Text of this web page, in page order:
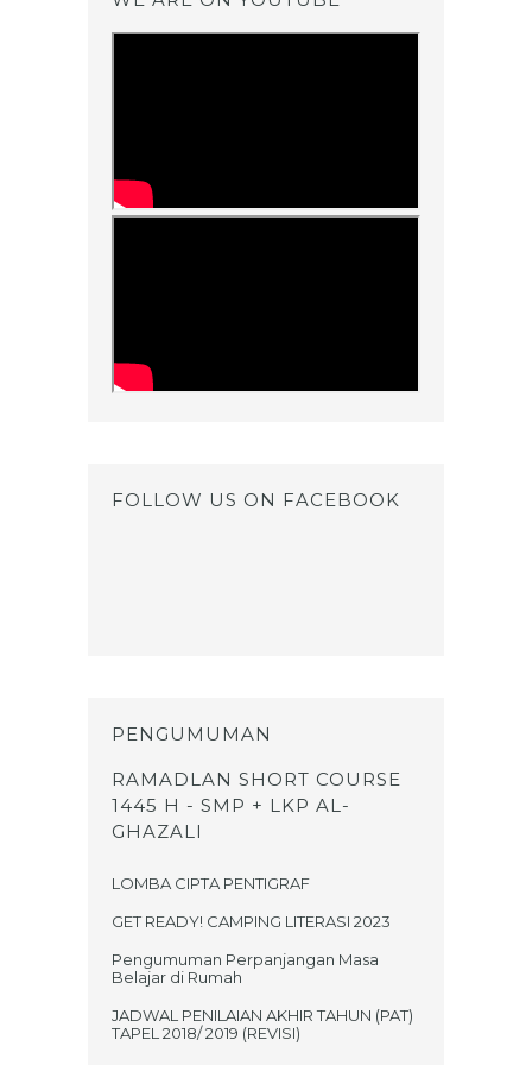
FOLLOW US ON FACEBOOK
PENGUMUMAN
RAMADLAN SHORT COURSE
1445 H - SMP + LKP AL-
GHAZALI
LOMBA CIPTA PENTIGRAF
GET READY! CAMPING LITERASI 2023
Pengumuman Perpanjangan Masa
Belajar di Rumah
JADWAL PENILAIAN AKHIR TAHUN (PAT)
TAPEL 2018/ 2019 (REVISI)